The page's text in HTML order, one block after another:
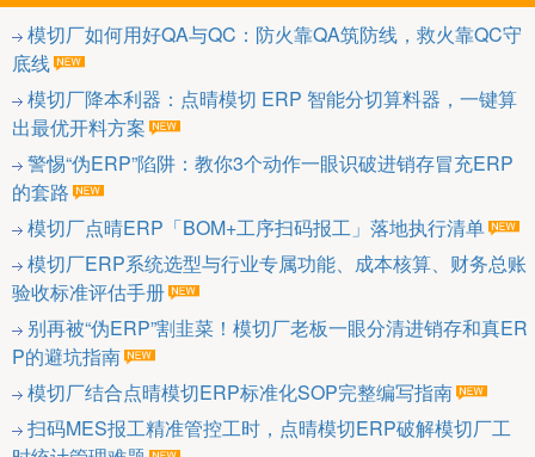
模切厂如何用好QA与QC：防火靠QA筑防线，救火靠QC守
底线
模切厂降本利器：点晴模切 ERP 智能分切算料器，一键算
出最优开料方案
警惕“伪ERP”陷阱：教你3个动作一眼识破进销存冒充ERP
的套路
模切厂点晴ERP「BOM+工序扫码报工」落地执行清单
模切厂ERP系统选型与行业专属功能、成本核算、财务总账
验收标准评估手册
别再被“伪ERP”割韭菜！模切厂老板一眼分清进销存和真ER
P的避坑指南
模切厂结合点晴模切ERP标准化SOP完整编写指南
扫码MES报工精准管控工时，点晴模切ERP破解模切厂工